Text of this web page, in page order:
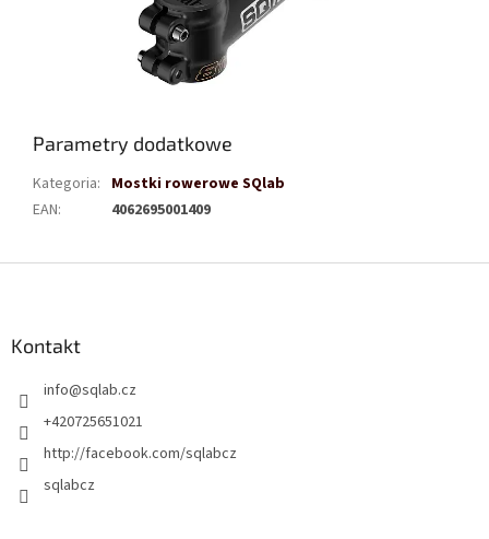
Parametry dodatkowe
Kategoria: Mostki rowerowe SQlab
EAN: 4062695001409
Kontakt
info@sqlab.cz
+420725651021
http://facebook.com/sqlabcz
sqlabcz